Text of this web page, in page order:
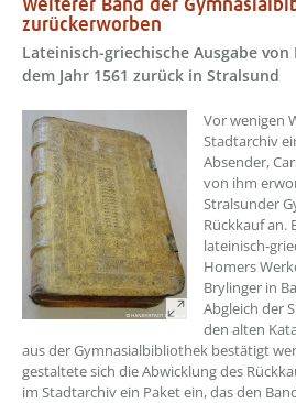
Weiterer Band der
zurückerworben
Lateinisch-griechische Ausgabe
dem Jahr 1561 zurück in Stralsund
Vor wenigen
Stadtarchiv
Absender,
von ihm
Stralsunder
Rückkauf an.
lateinisch-
Homers
Brylinger in
Abgleich der
den alten
aus der Gymnasialbibliothek bestätigt
gestaltete sich die Abwicklung des
im Stadtarchiv ein Paket ein, das den